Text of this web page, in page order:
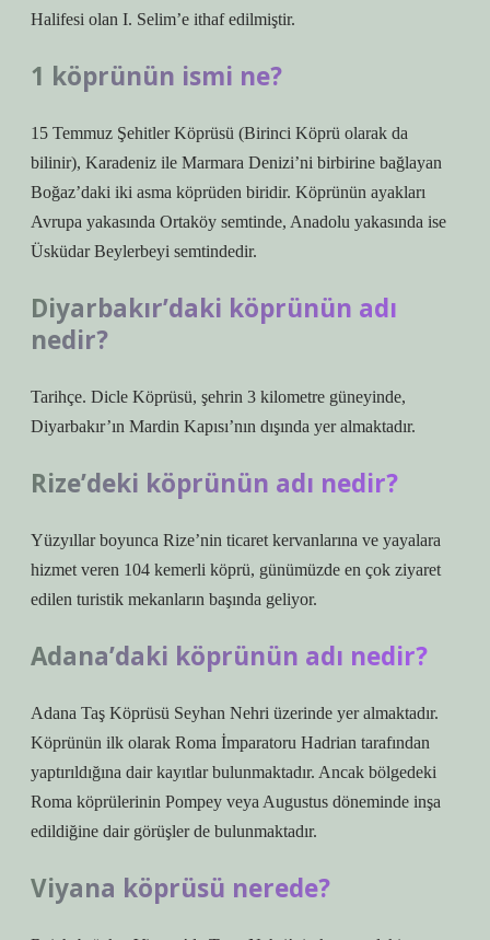
Halifesi olan I. Selim’e ithaf edilmiştir.
1 köprünün ismi ne?
15 Temmuz Şehitler Köprüsü (Birinci Köprü olarak da
bilinir), Karadeniz ile Marmara Denizi’ni birbirine bağlayan
Boğaz’daki iki asma köprüden biridir. Köprünün ayakları
Avrupa yakasında Ortaköy semtinde, Anadolu yakasında ise
Üsküdar Beylerbeyi semtindedir.
Diyarbakır’daki köprünün adı
nedir?
Tarihçe. Dicle Köprüsü, şehrin 3 kilometre güneyinde,
Diyarbakır’ın Mardin Kapısı’nın dışında yer almaktadır.
Rize’deki köprünün adı nedir?
Yüzyıllar boyunca Rize’nin ticaret kervanlarına ve yayalara
hizmet veren 104 kemerli köprü, günümüzde en çok ziyaret
edilen turistik mekanların başında geliyor.
Adana’daki köprünün adı nedir?
Adana Taş Köprüsü Seyhan Nehri üzerinde yer almaktadır.
Köprünün ilk olarak Roma İmparatoru Hadrian tarafından
yaptırıldığına dair kayıtlar bulunmaktadır. Ancak bölgedeki
Roma köprülerinin Pompey veya Augustus döneminde inşa
edildiğine dair görüşler de bulunmaktadır.
Viyana köprüsü nerede?